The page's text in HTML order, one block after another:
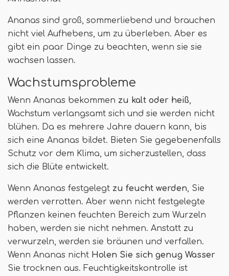
Ananas sind groß, sommerliebend und brauchen
nicht viel Aufhebens, um zu überleben. Aber es
gibt ein paar Dinge zu beachten, wenn sie sie
wachsen lassen.
Wachstumsprobleme
Wenn Ananas bekommen zu kalt oder heiß,
Wachstum verlangsamt sich und sie werden nicht
blühen. Da es mehrere Jahre dauern kann, bis
sich eine Ananas bildet. Bieten Sie gegebenenfalls
Schutz vor dem Klima, um sicherzustellen, dass
sich die Blüte entwickelt.
Wenn Ananas festgelegt zu feucht werden, Sie
werden verrotten. Aber wenn nicht festgelegte
Pflanzen keinen feuchten Bereich zum Wurzeln
haben, werden sie nicht nehmen. Anstatt zu
verwurzeln, werden sie bräunen und verfallen.
Wenn Ananas nicht Holen Sie sich genug Wasser
Sie trocknen aus. Feuchtigkeitskontrolle ist